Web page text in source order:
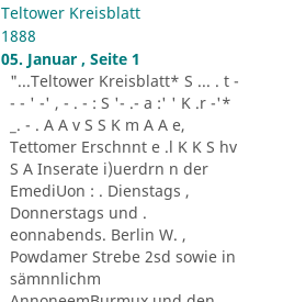
Teltower Kreisblatt
1888
05. Januar , Seite 1
"...Teltower Kreisblatt* S ... . t -
- - ' -' , - . - : S '- .- a :' ' K .r -'*
_. - . A A v S S K m A A e,
Tettomer Erschnnt e .l K K S hv
S A Inserate i)uerdrn n der
EmediUon : . Dienstags ,
Donnerstags und .
eonnabends. Berlin W. ,
Powdamer Strebe 2sd sowie in
sämnnlichm